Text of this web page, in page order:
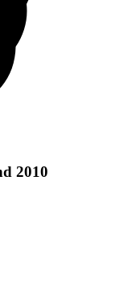
2010